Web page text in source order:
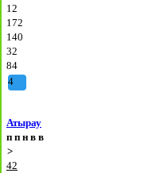
12
172
140
32
84
4
Атырау
п п н в в
>
42